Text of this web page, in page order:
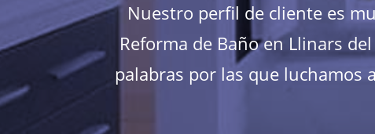
Nuestro perfil de cliente es
Reforma de Baño en Llinars
palabras por las que luchamos